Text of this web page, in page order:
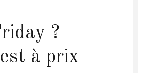
?
à prix